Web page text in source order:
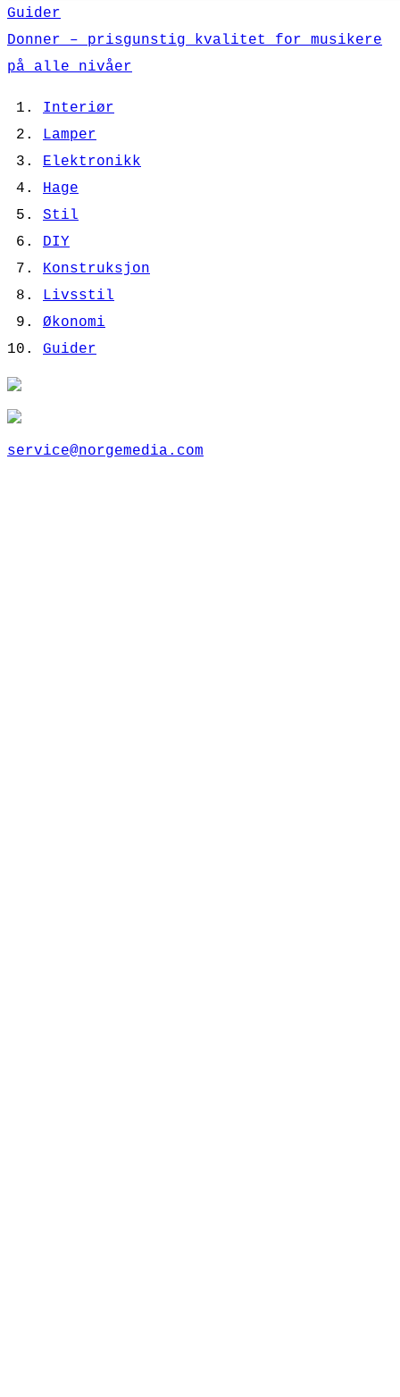
Guider
Donner – prisgunstig kvalitet for musikere
på alle nivåer
Interiør
Lamper
Elektronikk
Hage
Stil
DIY
Konstruksjon
Livsstil
Økonomi
Guider
service@norgemedia.com